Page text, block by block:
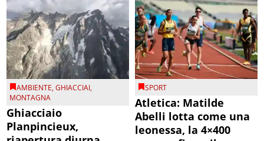
AMBIENTE,GHIACCIAI,
MONTAGNA
Ghiacciaio
Planpincieux,
SPORT
Atletica: Matilde
Abelli lotta come una
leonessa, la 4×400